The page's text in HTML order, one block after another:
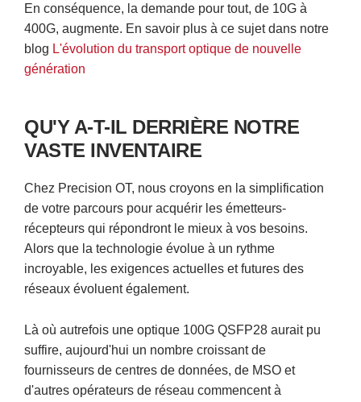
En conséquence, la demande pour tout, de 10G à
400G, augmente. En savoir plus à ce sujet dans notre
blog L'évolution du transport optique de nouvelle
génération
QU'Y A-T-IL DERRIÈRE NOTRE
VASTE INVENTAIRE
Chez Precision OT, nous croyons en la simplification
de votre parcours pour acquérir les émetteurs-
récepteurs qui répondront le mieux à vos besoins.
Alors que la technologie évolue à un rythme
incroyable, les exigences actuelles et futures des
réseaux évoluent également.
Là où autrefois une optique 100G QSFP28 aurait pu
suffire, aujourd'hui un nombre croissant de
fournisseurs de centres de données, de MSO et
d'autres opérateurs de réseau commencent à